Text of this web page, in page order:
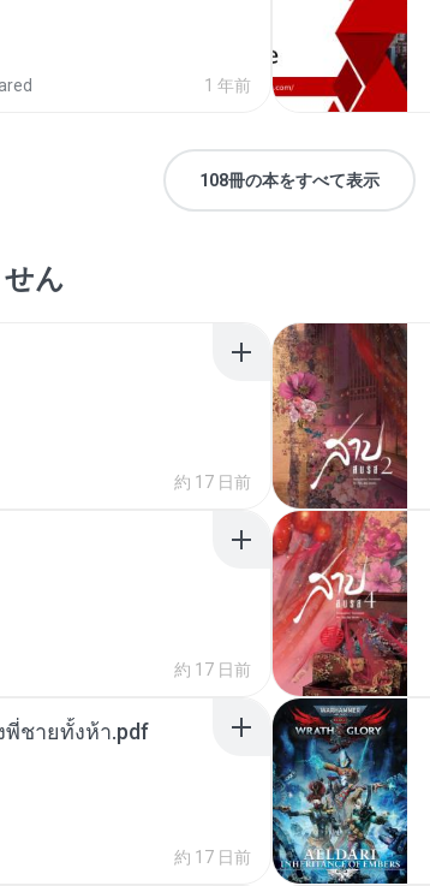
1 年前
108冊の本をすべて表示
ん
約 17 日前
約 17 日前
ชายทั้งห้า.pdf
約 17 日前